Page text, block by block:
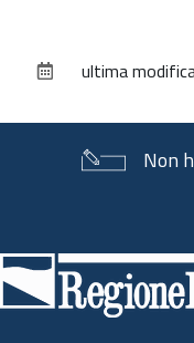
documento
ultima
Non
di
pagina